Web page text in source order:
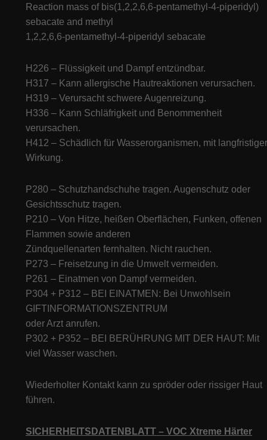
Reaction mass of bis(1,2,2,6,6-pentamethyl-4-piperidyl)
sebacate and methyl
1,2,2,6,6-pentamethyl-4-piperidyl sebacate
H226 – Flüssigkeit und Dampf entzündbar.
H317 – Kann allergische Hautreaktionen verursachen.
H319 – Verursacht schwere Augenreizung.
H336 – Kann Schläfrigkeit und Benommenheit
verursachen.
H412 – Schädlich für Wasserorganismen, mit langfristiger
Wirkung.
P280 – Schutzhandschuhe tragen. Augenschutz oder
Gesichtsschutz tragen.
P210 – Von Hitze, heißen Oberflächen, Funken, offenen
Flammen sowie anderen
Zündquellenarten fernhalten. Nicht rauchen.
P273 – Freisetzung in die Umwelt vermeiden.
P261 – Einatmen von Dampf vermeiden.
P304 + P312 – BEI EINATMEN: Bei Unwohlsein
GIFTINFORMATIONSZENTRUM
oder Arzt anrufen.
P302 + P352 – BEI BERÜHRUNG MIT DER HAUT: Mit
viel Wasser waschen.
Wiederholter Kontakt kann zu spröder oder rissiger Haut
führen.
SICHERHEITSDATENBLATT – VOC Xtreme Härter